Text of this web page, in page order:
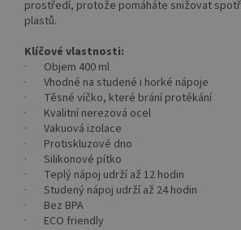
prostředí, protože pomáháte snižovat
plastů.
Klíčové vlastnosti:
· Objem 400 ml
· Vhodné na studené i horké nápoje
· Těsné víčko, které brání protékání
· Kvalitní nerezová ocel
· Vakuová izolace
· Protiskluzové dno
· Silikonové pítko
· Teplý nápoj udrží až 12 hodin
· Studený nápoj udrží až 24 hodin
· Bez BPA
· ECO friendly